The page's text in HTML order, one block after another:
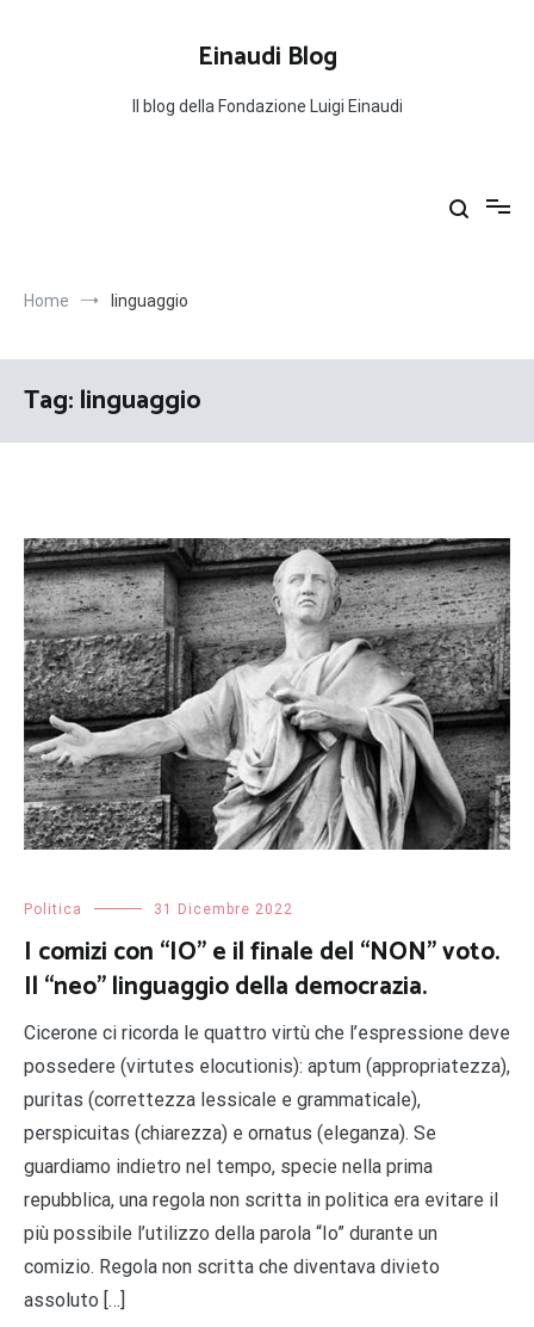
Einaudi Blog
Il blog della Fondazione Luigi Einaudi
Home linguaggio
Tag:linguaggio
Politica 31 Dicembre 2022
I comizi con “IO” e il finale del “NON” voto.
Il “neo” linguaggio della democrazia.
Cicerone ci ricorda le quattro virtù che l’espressione deve
possedere (virtutes elocutionis): aptum (appropriatezza),
puritas (correttezza lessicale e grammaticale),
perspicuitas (chiarezza) e ornatus (eleganza). Se
guardiamo indietro nel tempo, specie nella prima
repubblica, una regola non scritta in politica era evitare il
più possibile l’utilizzo della parola “Io” durante un
comizio. Regola non scritta che diventava divieto
assoluto […]